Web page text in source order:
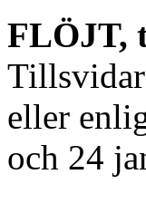
FLÖJT,
eller
och 24